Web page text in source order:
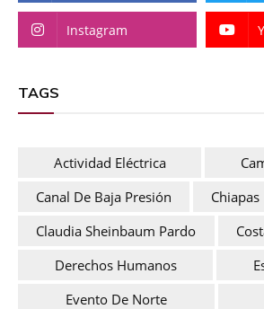
Instagram
TAGS
Actividad Eléctrica
Canal De Baja Presión
Chiapas
Claudia Sheinbaum Pardo
Derechos Humanos
Evento De Norte